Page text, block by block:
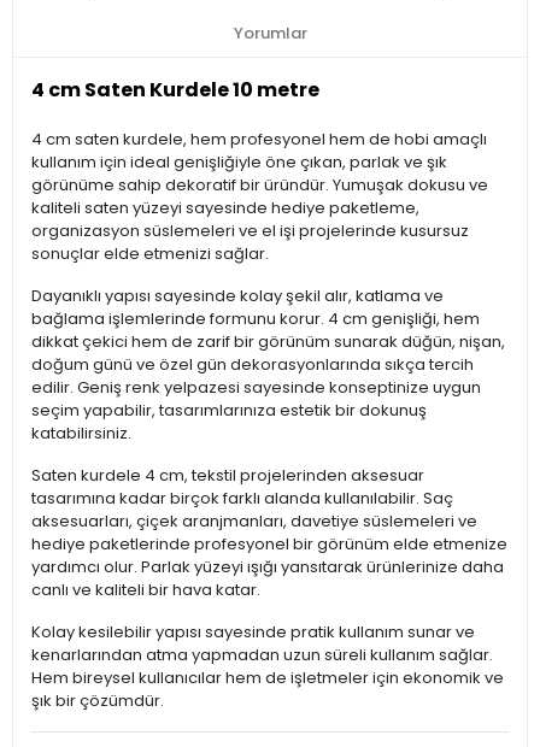
Yorumlar
4 cm Saten Kurdele 10 metre
4 cm saten kurdele, hem profesyonel hem de hobi amaçlı
kullanım için ideal genişliğiyle öne çıkan, parlak ve şık
görünüme sahip dekoratif bir üründür. Yumuşak dokusu ve
kaliteli saten yüzeyi sayesinde hediye paketleme,
organizasyon süslemeleri ve el işi projelerinde kusursuz
sonuçlar elde etmenizi sağlar.
Dayanıklı yapısı sayesinde kolay şekil alır, katlama ve
bağlama işlemlerinde formunu korur. 4 cm genişliği, hem
dikkat çekici hem de zarif bir görünüm sunarak düğün, nişan,
doğum günü ve özel gün dekorasyonlarında sıkça tercih
edilir. Geniş renk yelpazesi sayesinde konseptinize uygun
seçim yapabilir, tasarımlarınıza estetik bir dokunuş
katabilirsiniz.
Saten kurdele 4 cm, tekstil projelerinden aksesuar
tasarımına kadar birçok farklı alanda kullanılabilir. Saç
aksesuarları, çiçek aranjmanları, davetiye süslemeleri ve
hediye paketlerinde profesyonel bir görünüm elde etmenize
yardımcı olur. Parlak yüzeyi ışığı yansıtarak ürünlerinize daha
canlı ve kaliteli bir hava katar.
Kolay kesilebilir yapısı sayesinde pratik kullanım sunar ve
kenarlarından atma yapmadan uzun süreli kullanım sağlar.
Hem bireysel kullanıcılar hem de işletmeler için ekonomik ve
şık bir çözümdür.